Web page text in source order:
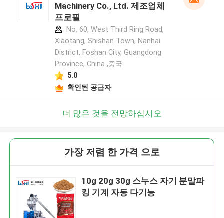
Machinery Co., Ltd. 제조업체
프로필
No. 60, West Third Ring Road,
Xiaotang, Shishan Town, Nanhai
District, Foshan City, Guangdong
Province, China ,중국
5.0
확인된 공급자
더 많은 것을 전망하십시오
가장 저렴 한 가격 으로
10g 20g 30g 스누스 자기 분말파
킹 기계 자동 다기능